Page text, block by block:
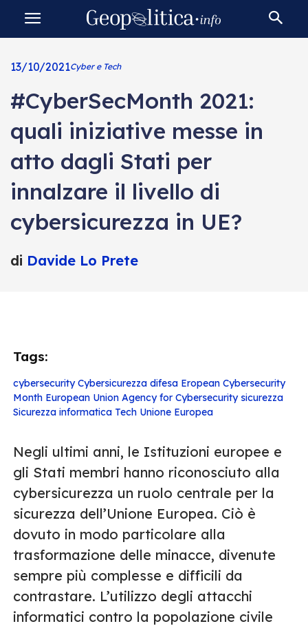
13/10/2021Cyber e Tech
#CyberSecMonth 2021:
quali iniziative messe in
atto dagli Stati per
innalzare il livello di
cybersicurezza in UE?
di Davide Lo Prete
Tags:
cybersecurity Cybersicurezza difesa Eropean Cybersecurity
Month European Union Agency for Cybersecurity sicurezza
Sicurezza informatica Tech Unione Europea
Negli ultimi anni, le Istituzioni europee e
gli Stati membri hanno riconosciuto alla
cybersicurezza un ruolo centrale per la
sicurezza dell’Unione Europea. Ciò è
dovuto in modo particolare alla
trasformazione delle minacce, divenute
sempre più complesse e difficili da
contrastare. L’utilizzo degli attacchi
informatici contro la popolazione civile